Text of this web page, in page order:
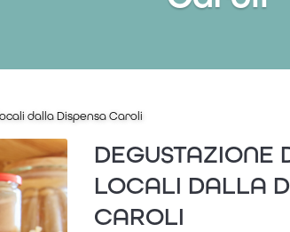
dalla Dispensa Caroli
DEGUSTAZIONE
LOCALI DALLA
CAROLI